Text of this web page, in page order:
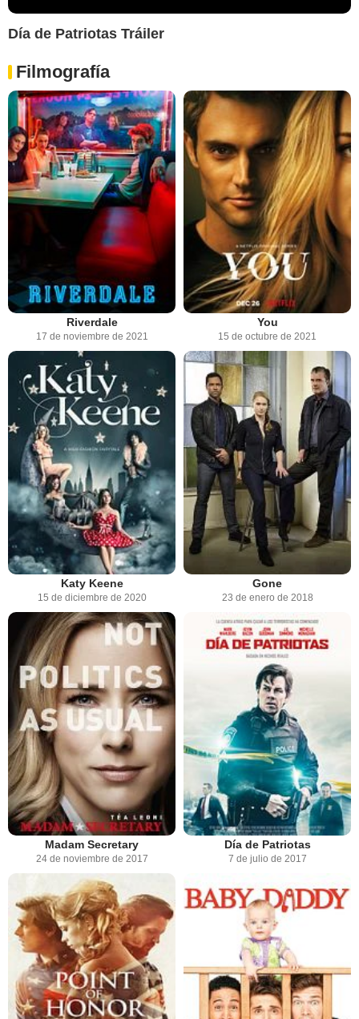
Día de Patriotas Tráiler
Filmografía
Riverdale
17 de noviembre de 2021
You
15 de octubre de 2021
Katy Keene
15 de diciembre de 2020
Gone
23 de enero de 2018
Madam Secretary
24 de noviembre de 2017
Día de Patriotas
7 de julio de 2017